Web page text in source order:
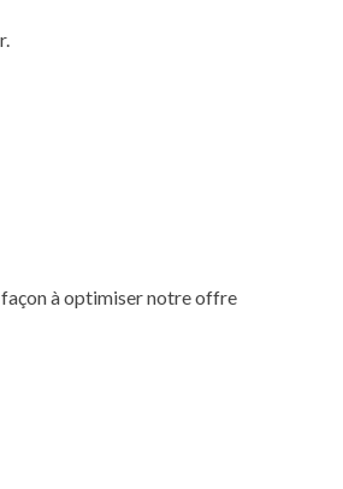
à optimiser notre offre